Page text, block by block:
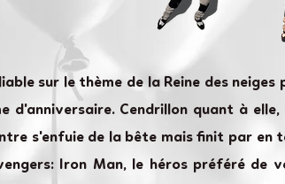
sur le thème de la Reine des neiges
Cendrillon quant à elle,
s'enfuie de la bête mais finit par en
Iron Man, le héros préféré de